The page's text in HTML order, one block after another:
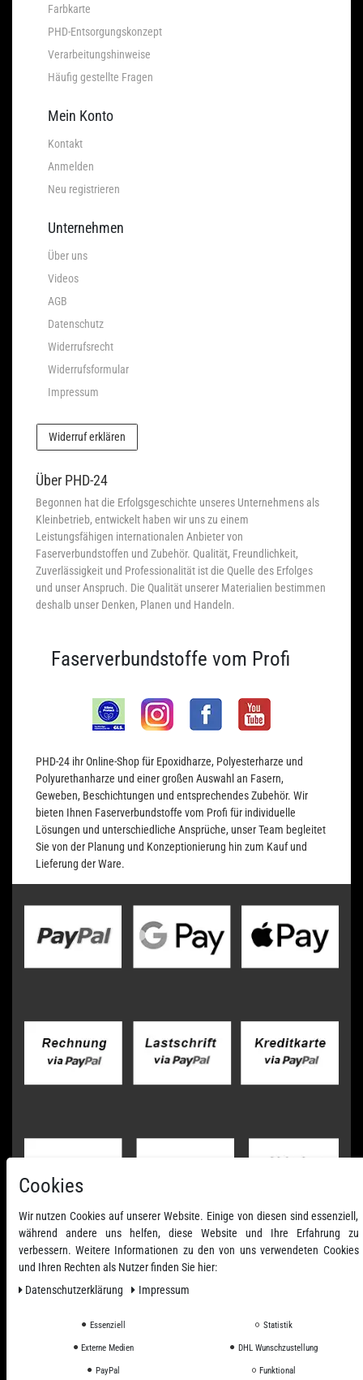
Farbkarte
PHD-Entsorgungskonzept
Verarbeitungshinweise
Häufig gestellte Fragen
Mein Konto
Kontakt
Anmelden
Neu registrieren
Unternehmen
Über uns
Videos
AGB
Datenschutz
Widerrufsrecht
Widerrufsformular
Impressum
Widerruf erklären
Über PHD-24
Begonnen hat die Erfolgsgeschichte unseres Unternehmens als
Kleinbetrieb, entwickelt haben wir uns zu einem
Leistungsfähigen internationalen Anbieter von
Faserverbundstoffen und Zubehör. Qualität, Freundlichkeit,
Zuverlässigkeit und Professionalität ist die Quelle des Erfolges
und unser Anspruch. Die Qualität unserer Materialien bestimmen
deshalb unser Denken, Planen und Handeln.
Faserverbundstoffe vom Profi
PHD-24 ihr Online-Shop für Epoxidharze, Polyesterharze und
Polyurethanharze und einer großen Auswahl an Fasern,
Geweben, Beschichtungen und entsprechendes Zubehör. Wir
bieten Ihnen Faserverbundstoffe vom Profi für individuelle
Lösungen und unterschiedliche Ansprüche, unser Team begleitet
Sie von der Planung und Konzeptionierung hin zum Kauf und
Lieferung der Ware.
Alle Preise inkl. ges. MwSt. zzgl. Versandkosten
Cookies
Wir nutzen Cookies auf unserer Website. Einige von diesen sind essenziell,
während andere uns helfen, diese Website und Ihre Erfahrung zu
verbessern. Weitere Informationen zu den von uns verwendeten Cookies
und Ihren Rechten als Nutzer finden Sie hier:
Daten­schutz­erklärung
Impressum
Essenziell Statistik
Externe Medien DHL Wunschzustellung
PayPal Funktional